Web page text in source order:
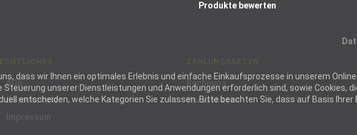
dass wir Ihnen ein optimales Erlebnis und einfache Einkaufsprozesse in unserem
unserer Dienstleistungen und Anwendungen erforderlich sind, sowie Cookies,
entscheiden, welche Kategorien Sie zulassen. Bitte beachten Sie, dass auf Basis
Produkte bewerten
AGB
Datenschutz
Rechnung
Vorauskasse